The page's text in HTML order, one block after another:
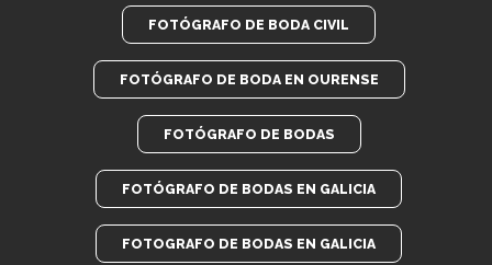
FOTÓGRAFO DE BODA CIVIL
FOTÓGRAFO DE BODA EN OURENSE
FOTÓGRAFO DE BODAS
FOTÓGRAFO DE BODAS EN GALICIA
FOTOGRAFO DE BODAS EN GALICIA